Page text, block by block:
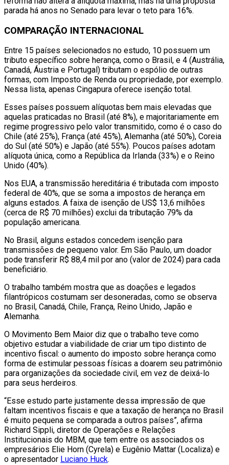
parada há anos no Senado para levar o teto para 16%.
COMPARAÇÃO INTERNACIONAL
Entre 15 países selecionados no estudo, 10 possuem um
tributo específico sobre herança, como o Brasil, e 4 (Austrália,
Canadá, Áustria e Portugal) tributam o espólio de outras
formas, com Imposto de Renda ou propriedade, por exemplo.
Nessa lista, apenas Cingapura oferece isenção total.
Esses países possuem alíquotas bem mais elevadas que
aquelas praticadas no Brasil (até 8%), e majoritariamente em
regime progressivo pelo valor transmitido, como é o caso do
Chile (até 25%), França (até 45%), Alemanha (até 50%), Coreia
do Sul (até 50%) e Japão (até 55%). Poucos países adotam
alíquota única, como a República da Irlanda (33%) e o Reino
Unido (40%).
Nos EUA, a transmissão hereditária é tributada com imposto
federal de 40%, que se soma a impostos de herança em
alguns estados. A faixa de isenção de US$ 13,6 milhões
(cerca de R$ 70 milhões) exclui da tributação 79% da
população americana.
No Brasil, alguns estados concedem isenção para
transmissões de pequeno valor. Em São Paulo, um doador
pode transferir R$ 88,4 mil por ano (valor de 2024) para cada
beneficiário.
O trabalho também mostra que as doações e legados
filantrópicos costumam ser desoneradas, como se observa
no Brasil, Canadá, Chile, França, Reino Unido, Japão e
Alemanha.
O Movimento Bem Maior diz que o trabalho teve como
objetivo estudar a viabilidade de criar um tipo distinto de
incentivo fiscal: o aumento do imposto sobre herança como
forma de estimular pessoas físicas a doarem seu patrimônio
para organizações da sociedade civil, em vez de deixá-lo
para seus herdeiros.
“Esse estudo parte justamente dessa impressão de que
faltam incentivos fiscais e que a taxação de herança no Brasil
é muito pequena se comparada a outros países”, afirma
Richard Sippli, diretor de Operações e Relações
Institucionais do MBM, que tem entre os associados os
empresários Elie Horn (Cyrela) e Eugênio Mattar (Localiza) e
o apresentador Luciano Huck.